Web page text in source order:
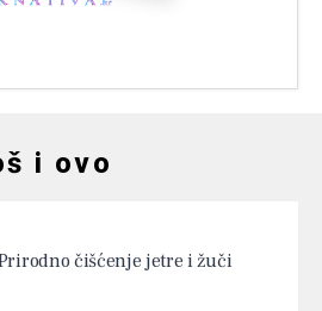
i ovo
čišćenje jetre i žuči